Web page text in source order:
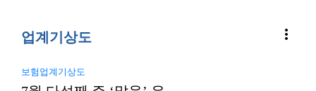
업계기상도 more_vert
보험업계기상도